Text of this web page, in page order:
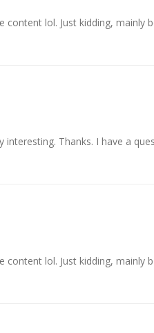
lol. Just kidding,
Thanks. I have a
lol. Just kidding,